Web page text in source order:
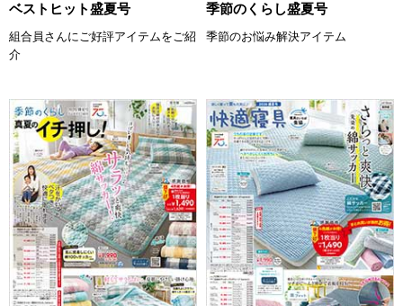
ベストヒット盛夏号
組合員さんにご好評アイテムをご紹
介
季節のくらし盛夏号
季節のお悩み解決アイテム